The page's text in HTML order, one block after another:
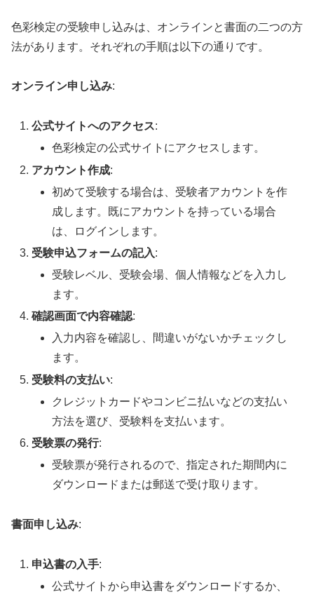
色彩検定の受験申し込みは、オンラインと書面の二つの方
法があります。それぞれの手順は以下の通りです。
オンライン申し込み:
公式サイトへのアクセス:
色彩検定の公式サイトにアクセスします。
アカウント作成:
初めて受験する場合は、受験者アカウントを作
成します。既にアカウントを持っている場合
は、ログインします。
受験申込フォームの記入:
受験レベル、受験会場、個人情報などを入力し
ます。
確認画面で内容確認:
入力内容を確認し、間違いがないかチェックし
ます。
受験料の支払い:
クレジットカードやコンビニ払いなどの支払い
方法を選び、受験料を支払います。
受験票の発行:
受験票が発行されるので、指定された期間内に
ダウンロードまたは郵送で受け取ります。
書面申し込み:
申込書の入手:
公式サイトから申込書をダウンロードするか、